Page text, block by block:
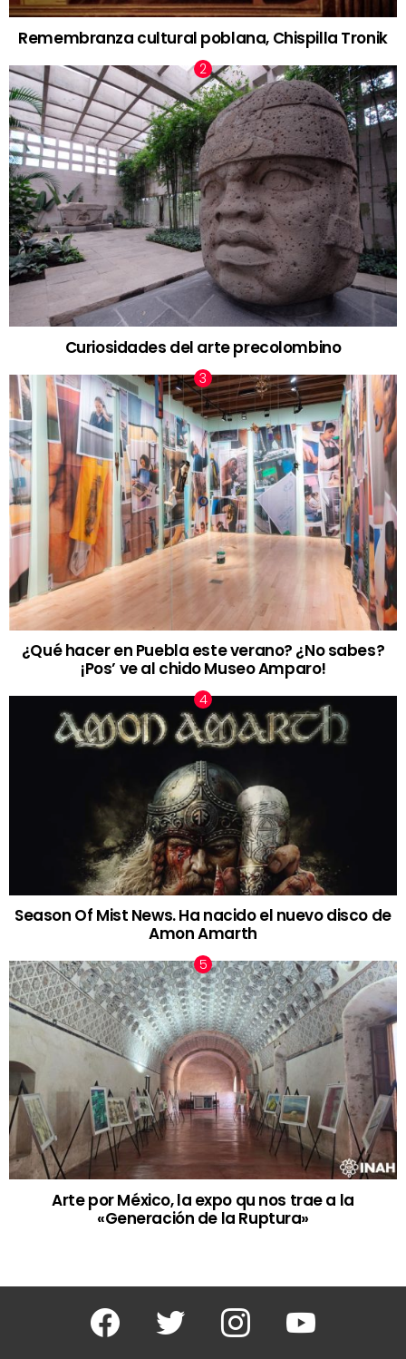
Remembranza cultural poblana, Chispilla Tronik
Curiosidades del arte precolombino
¿Qué hacer en Puebla este verano? ¿No sabes?
¡Pos’ ve al chido Museo Amparo!
Season Of Mist News. Ha nacido el nuevo disco de
Amon Amarth
Arte por México, la expo qu nos trae a la
«Generación de la Ruptura»
Facebook Twitter Instagram Youtube